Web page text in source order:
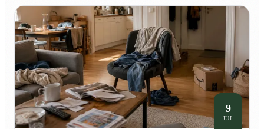
9
JUL